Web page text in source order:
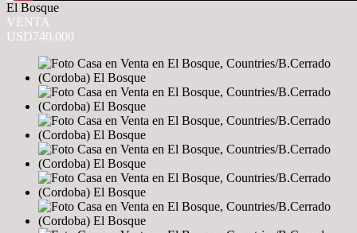
El Bosque
VENTA
USD740.000